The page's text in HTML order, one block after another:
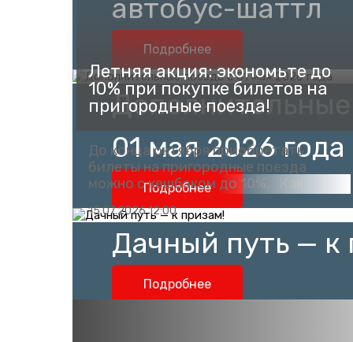
автобус-шаттл
Подробнее
01 мая 2026 года
Подробнее
Дачный путь — к
Подробнее
Летняя акция: экономьте до
10% при покупке билетов на
пригородные поезда!
До конца октября приобретать
билеты на пригородные поезда
можно с кешбэком до 10%. Как
получить кешбэк?
Зарегистрируйтесь в программе
лояльности на сайте: vamprivet.ru
Используйте один из удобных Вам
способов оплаты. 10% — при оплате
картой «Мир»...
15.07.2026 12:00